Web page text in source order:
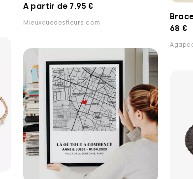
A partir de 7.95 €
Mieuxquedesfleurs.com
68 €